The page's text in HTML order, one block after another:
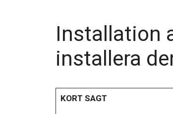
Installation
installera
KORT SAGT